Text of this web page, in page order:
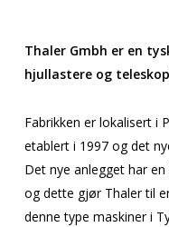
Thaler Gmbh er en
hjullastere og
Fabrikken er lokalisert i
etablert i 1997 og det
Det nye anlegget har
og dette gjør Thaler til
denne type maskiner i